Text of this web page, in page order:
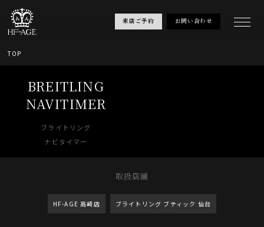
来店ご予約 お問い合わせ
TOP
BREITLING
NAVITIMER
ブライトリング
ナビタイマー
取扱店舗
HF-AGE 高崎店 ブライトリング ブティック 仙台